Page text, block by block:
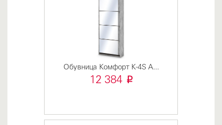
Обувница Комфорт К-4S А...
12 384 i